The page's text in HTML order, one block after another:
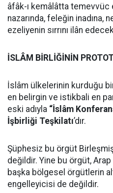
âfâk-ı kemâlâtta
nazarında, feleğin inadına,
ezeliyenin sırrını ilân
İSLÂM BİRLİĞİNİN
İslâm ülkelerinin kurduğu
en belirgin ve istikbali en
eski adıyla “İslâm
İşbirliği Teşkilatı’dır.
Şüphesiz bu örgüt
değildir. Yine bu örgüt,
başka bölgesel örgütlerin
engelleyicisi de değildir.